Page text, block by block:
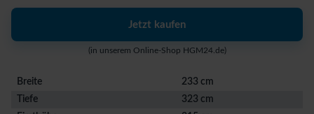
Jetzt kaufen
(in unserem Online-Shop HGM24.de)
Breite
233 cm
Tiefe
323 cm